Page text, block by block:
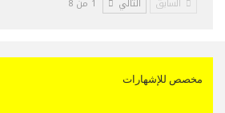
مخصص للإشهارات